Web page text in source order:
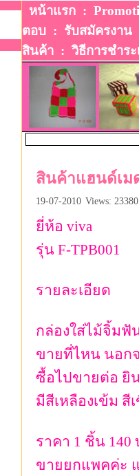
หน้าแรก :
ตอบ : รับสมัครงาน
สินค้า :วิธีการชําระ
สินค้าแฮนด์เม
19-07-2010 Views: 23380
ยี่ห้อ viva
รุ่น F-TPB001
รายละเอียด
กล่องใส่ไม้จิ้มฟั
ขายที่ไหน นอก
ซื้อไปขายต่อ ยิ
มีสีเหลืองเข้ม สี
ราคา 1 ชิ้น 140
ขายยกแพคค่ะ